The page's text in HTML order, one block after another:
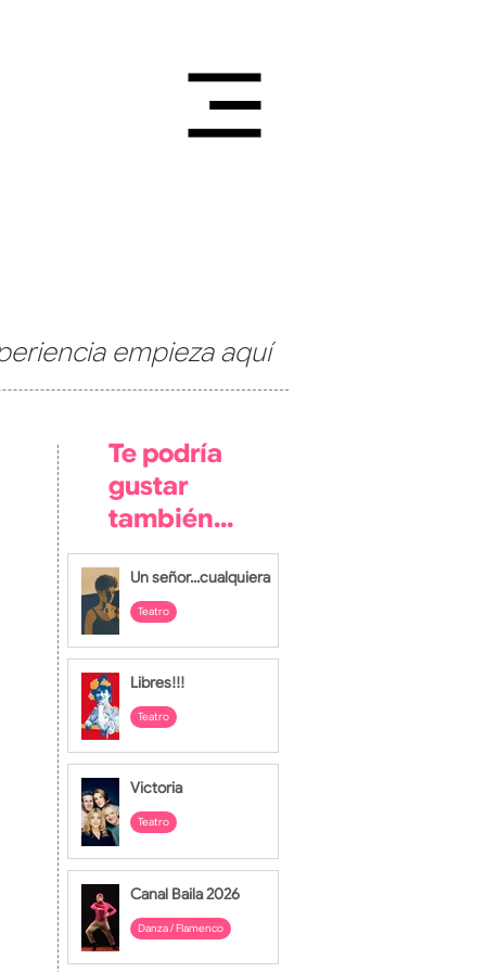
empieza aquí
Te podría
gustar
también...
Un señor...cualquiera
Teatro
Libres!!!
Teatro
Victoria
Teatro
Canal Baila 2026
Danza / Flamenco